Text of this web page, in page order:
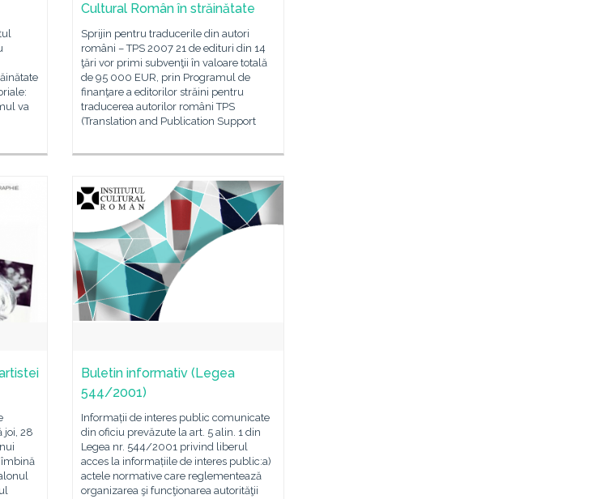
va
Cultural Român în străinătate
Sprijin pentru traducerile din autori
români – TPS 2007 21 de edituri din 14
ţări vor primi subvenţii în valoare totală
de 95 000 EUR, prin Programul de
finanţare a editorilor străini pentru
traducerea autorilor români TPS
(Translation and Publication Support
joi, 28
Buletin informativ (Legea
544/2001)
Informații de interes public comunicate
din oficiu prevăzute la art. 5 alin. 1 din
Legea nr. 544/2001 privind liberul
acces la informațiile de interes public:a)
actele normative care reglementează
organizarea şi funcţionarea autorităţii